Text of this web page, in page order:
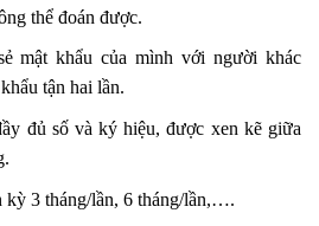
thể đoán được.
mật khẩu của mình với người khác
tận hai lần.
đủ số và ký hiệu, được xen kẽ giữa
kỳ 3 tháng/lần, 6 tháng/lần,….